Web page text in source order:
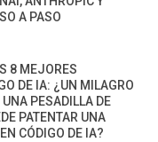
A PASO
8 MEJORES
DE IA: ¿UN MILAGRO
PESADILLA DE
PATENTAR UNA
CÓDIGO DE IA?